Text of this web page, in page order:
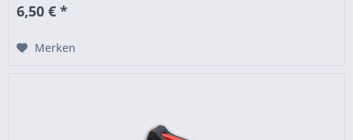
6,50 € *
Merken